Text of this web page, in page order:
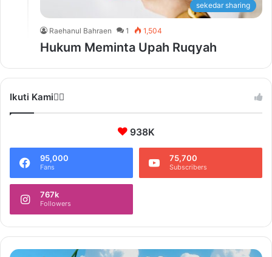
sekedar sharing
Raehanul Bahraen 1 1,504
Hukum Meminta Upah Ruqyah
Ikuti Kami❤️‍🔥
938K
95,000
Fans
75,700
Subscribers
767k
Followers